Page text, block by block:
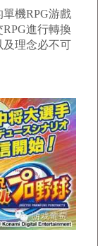
機RPG游戲
進行轉換
及理念必不可